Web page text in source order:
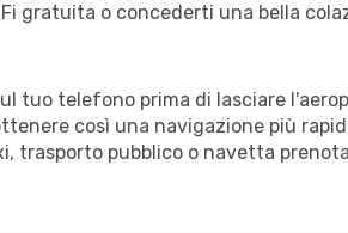
gratuita o concederti una bella
telefono prima di lasciare
così una navigazione più
trasporto pubblico o navetta